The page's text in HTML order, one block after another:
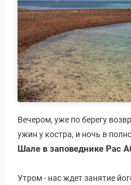
Вечером, уже по берегу
ужин у костра, и ночь в
Шале в заповеднике Рас
Утром - нас ждет занятие